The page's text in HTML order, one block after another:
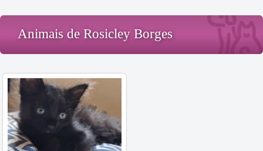
Animais de Rosicley Borges